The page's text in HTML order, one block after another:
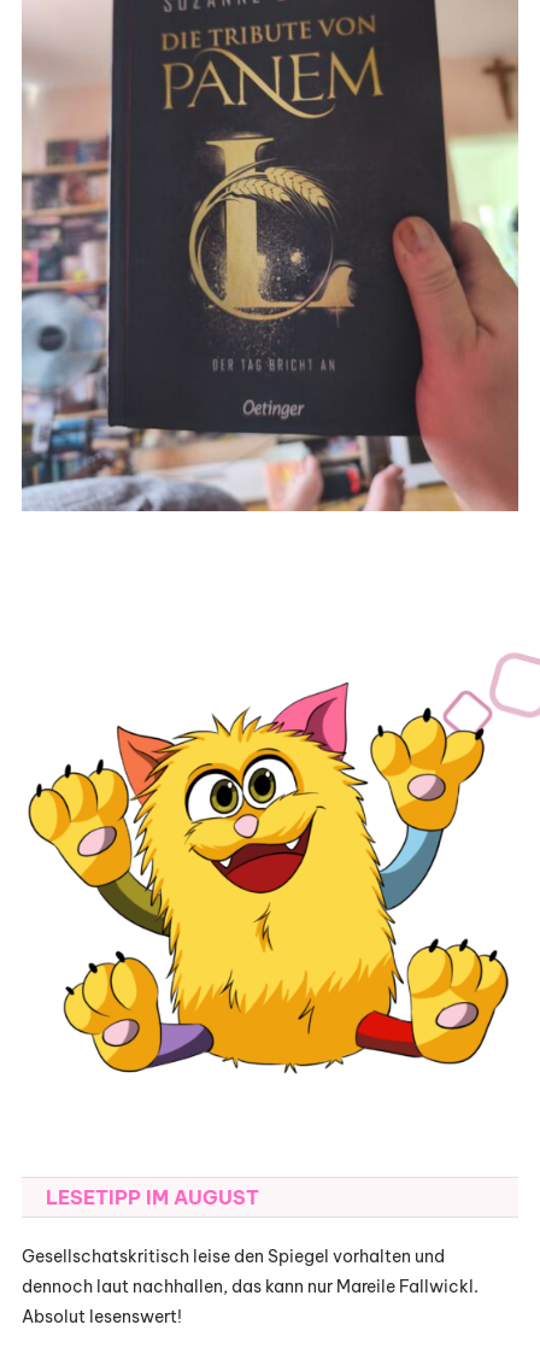
LESETIPP IM AUGUST
Gesellschatskritisch leise den Spiegel vorhalten und
dennoch laut nachhallen, das kann nur Mareile Fallwickl.
Absolut lesenswert!